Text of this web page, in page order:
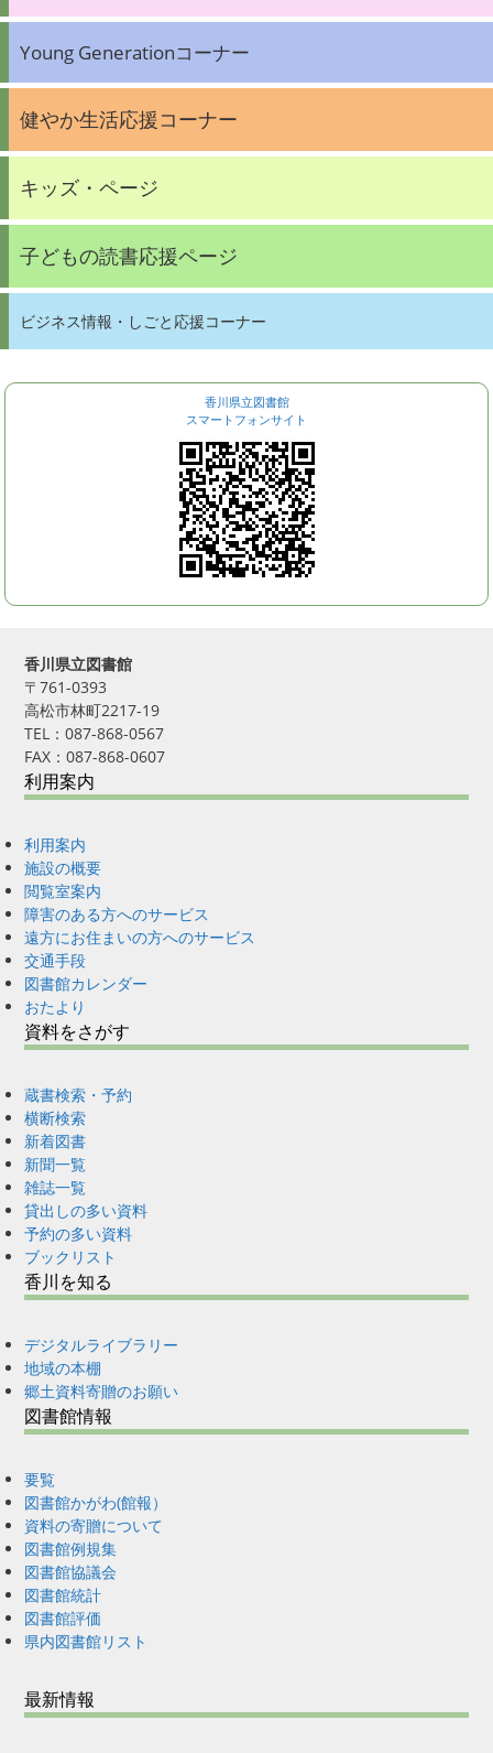
Young Generationコーナー
健やか生活応援コーナー
キッズ・ページ
子どもの読書応援ページ
ビジネス情報・しごと応援コーナー
香川県立図書館
スマートフォンサイト
香川県立図書館
〒761-0393
高松市林町2217-19
TEL：087-868-0567
FAX：087-868-0607
利用案内
利用案内
施設の概要
閲覧室案内
障害のある方へのサービス
遠方にお住まいの方へのサービス
交通手段
図書館カレンダー
おたより
資料をさがす
蔵書検索・予約
横断検索
新着図書
新聞一覧
雑誌一覧
貸出しの多い資料
予約の多い資料
ブックリスト
香川を知る
デジタルライブラリー
地域の本棚
郷土資料寄贈のお願い
図書館情報
要覧
図書館かがわ(館報）
資料の寄贈について
図書館例規集
図書館協議会
図書館統計
図書館評価
県内図書館リスト
最新情報